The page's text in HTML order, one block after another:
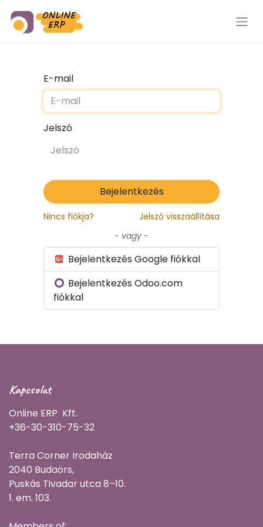
E-mail
Jelszó
Bejelentkezés
Nincs fiókja?
Jelszó visszaállítása
- vagy -
Bejelentkezés Google fiókkal
Bejelentkezés Odoo.com
fiókkal
Kapcsolat
Online ERP Kft.
+36-30-310-75-32
Terra Corner Irodaház
2040 Budaörs,
Puskás Tivadar utca 8–10.
1. em. 103.